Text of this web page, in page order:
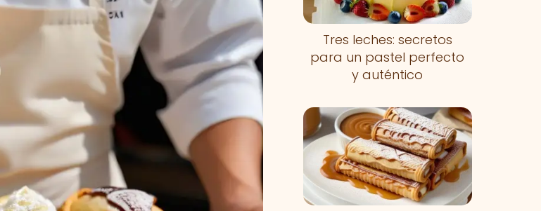
Tres leches: secretos
para un pastel perfecto
y auténtico